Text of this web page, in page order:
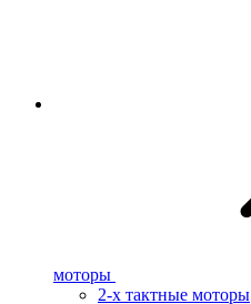
моторы
2-х тактные моторы